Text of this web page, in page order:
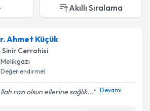
Akıllı Sıralama
Ahmet Küçük
Sinir Cerrahisi
Değerlendirme)
razı olsun ellerine sağlık... Devamı